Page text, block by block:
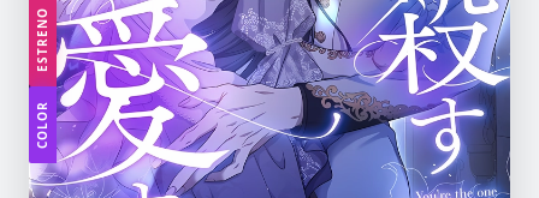
ESTRENO
COLOR